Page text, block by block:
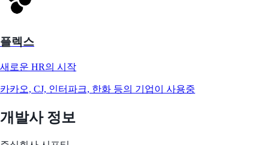
플렉스
새로운 HR의 시작
카카오, CJ, 인터파크, 한화 등의 기업이 사용중
개발사 정보